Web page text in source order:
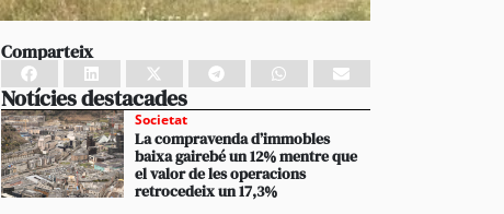
Comparteix
Notícies destacades
Societat
La compravenda d’immobles
baixa gairebé un 12% mentre que
el valor de les operacions
retrocedeix un 17,3%